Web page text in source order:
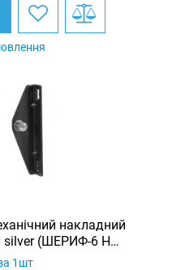
накладний
silver (ШЕРИФ-6 НО-
С)1шт